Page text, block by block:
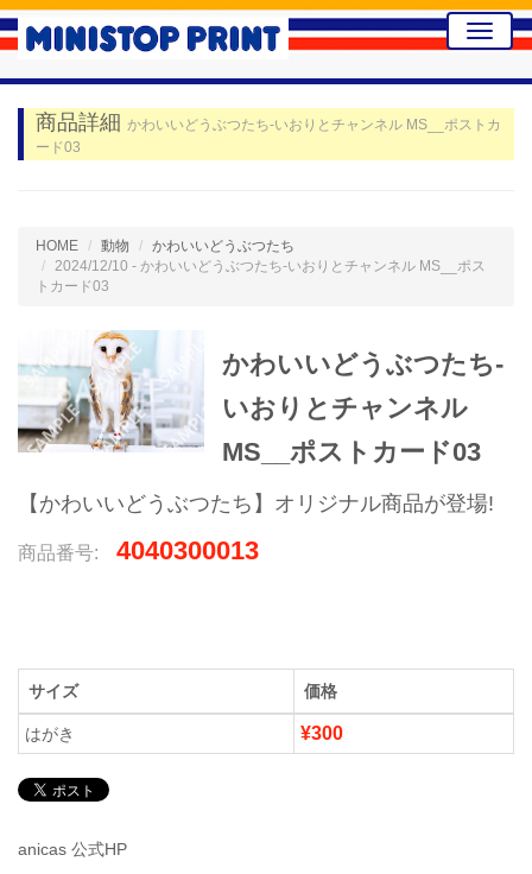
Toggle
商品詳細 かわいいどうぶつたち-いおりとチャンネル MS__ポストカ
ード03
HOME 動物
かわいいどうぶつたち
2024/12/10 - かわいいどうぶつたち-いおりとチャンネル MS__ポス
トカード03
かわいいどうぶつたち-
いおりとチャンネル
MS__ポストカード03
【かわいいどうぶつたち】オリジナル商品が登場!
商品番号: 4040300013
サイズ 価格
はがき ¥300
anicas 公式HP